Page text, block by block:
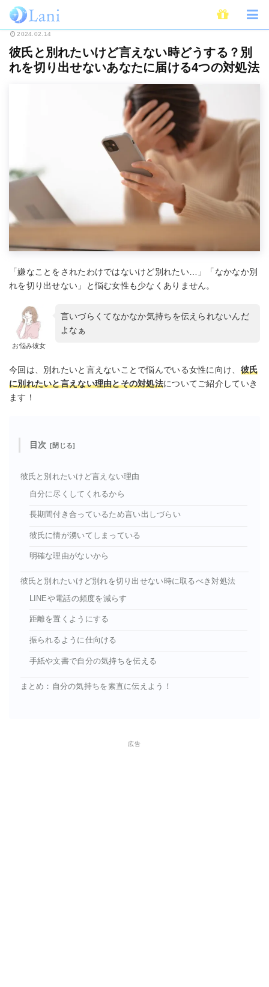
ホーム 恋愛 彼氏と別れたいけど言えない時どうする？別れを切り出せな
2024.02.14
彼氏と別れたいけど言えない時どうする？別
れを切り出せないあなたに届ける4つの対処法
「嫌なことをされたわけではないけど別れたい…」「なかなか別
れを切り出せない」と悩む女性も少なくありません。
お悩み彼女
言いづらくてなかなか気持ちを伝えられないんだ
よなぁ
今回は、別れたいと言えないことで悩んでいる女性に向け、 彼氏
に別れたいと言えない理由とその対処法についてご紹介していき
ます！
目次
彼氏と別れたいけど言えない理由
自分に尽くしてくれるから
長期間付き合っているため言い出しづらい
彼氏に情が湧いてしまっている
明確な理由がないから
彼氏と別れたいけど別れを切り出せない時に取るべき対処法
LINEや電話の頻度を減らす
距離を置くようにする
振られるように仕向ける
手紙や文書で自分の気持ちを伝える
まとめ：自分の気持ちを素直に伝えよう！
広告